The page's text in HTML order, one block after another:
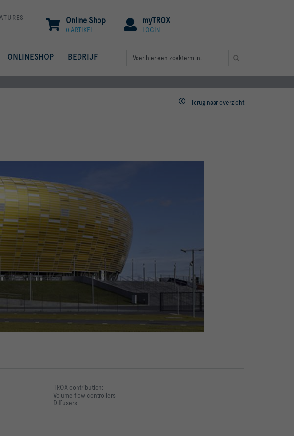
myTROX
LOGIN
Online Shop
0 ARTIKEL
ONLINESHOP BEDRIJF
Terug naar overzicht
TROX contribution:
Volume flow controllers
Diffusers